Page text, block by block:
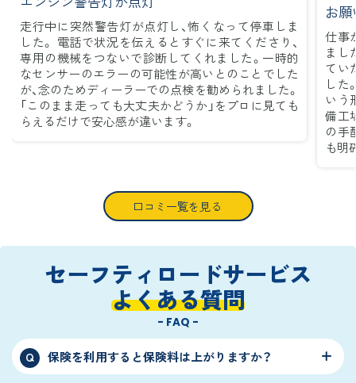
走行中に突然警告灯が点灯し、怖くなって停車しま
した。 電話で状況を伝えるとすぐに来てくださり、
専用の機械をつないで診断してくれました。一時的
なセンサーのエラーの可能性が高いとのことでした
が、念のためディーラーでの点検を勧められました。
「このまま走っても大丈夫かどうか」をプロに見ても
らえるだけで安心感が違います。
お
仕事
まし
てい
した
いう
備工
の手
も明
口コミ一覧を見る
セーフティロードサービス
よくある質問
- FAQ -
Q 保険を利用すると保険料は上がりますか？